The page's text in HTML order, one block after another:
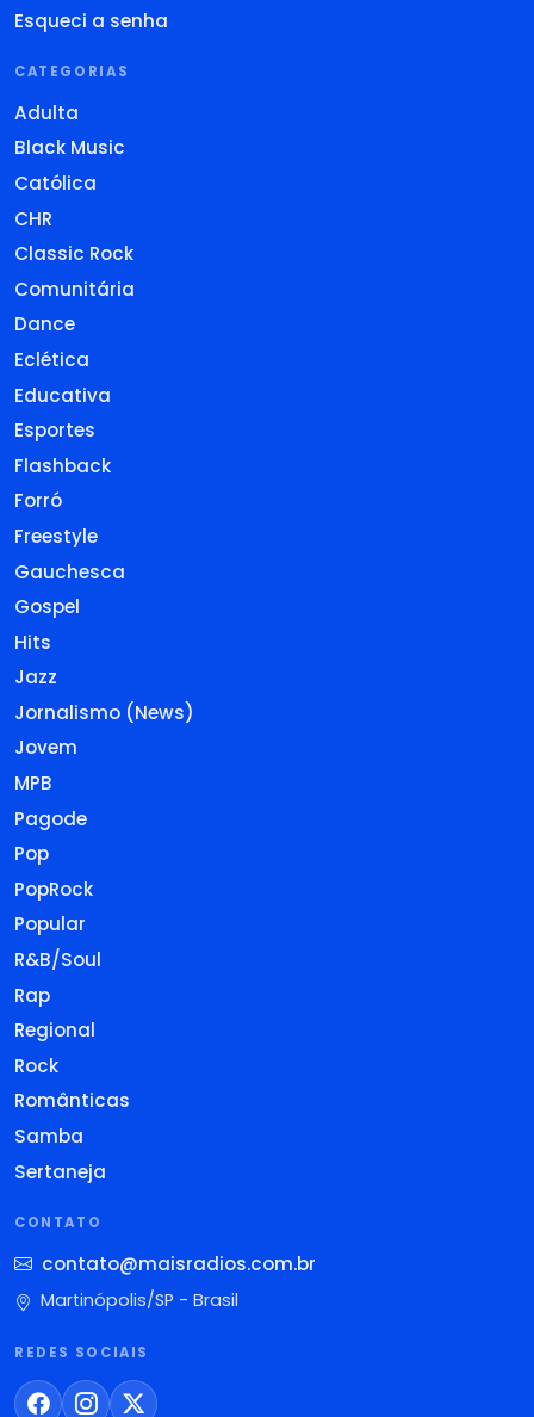
Esqueci a senha
CATEGORIAS
Adulta
Black Music
Católica
CHR
Classic Rock
Comunitária
Dance
Eclética
Educativa
Esportes
Flashback
Forró
Freestyle
Gauchesca
Gospel
Hits
Jazz
Jornalismo (News)
Jovem
MPB
Pagode
Pop
PopRock
Popular
R&B/Soul
Rap
Regional
Rock
Românticas
Samba
Sertaneja
CONTATO
contato@maisradios.com.br
Martinópolis/SP - Brasil
REDES SOCIAIS